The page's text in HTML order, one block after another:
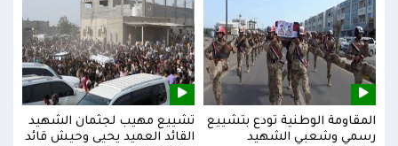
المقاومة الوطنية تودع بتشييع
رسمي وشعبي الشهيد
تشييع مهيب لجثمان الشهيد
القائد العميد يحيى وحيش قائد